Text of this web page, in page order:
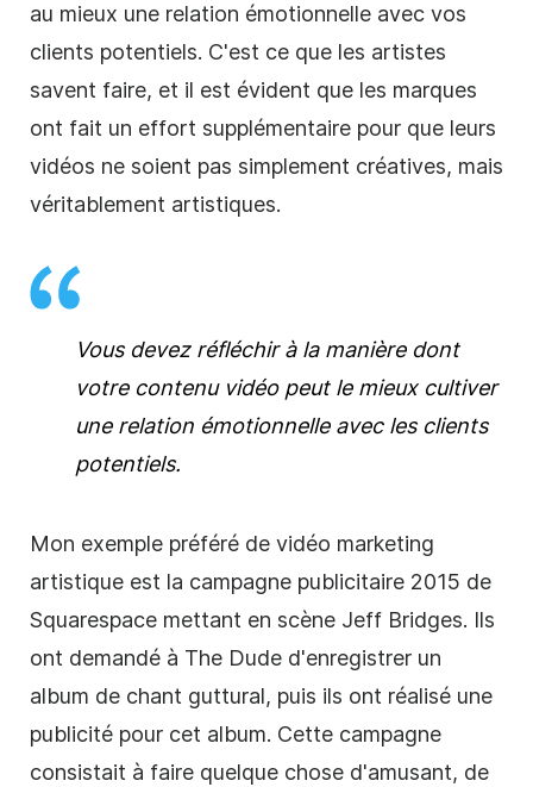
au mieux une relation émotionnelle avec vos
clients potentiels. C'est ce que les artistes
savent faire, et il est évident que les marques
ont fait un effort supplémentaire pour que leurs
vidéos ne soient pas simplement créatives, mais
véritablement artistiques.
Vous devez réfléchir à la manière dont
votre contenu vidéo peut le mieux cultiver
une relation émotionnelle avec les clients
potentiels.
Mon exemple préféré de vidéo marketing
artistique est la campagne publicitaire 2015 de
Squarespace mettant en scène Jeff Bridges. Ils
ont demandé à The Dude d'enregistrer un
album de chant guttural, puis ils ont réalisé une
publicité pour cet album. Cette campagne
consistait à faire quelque chose d'amusant, de